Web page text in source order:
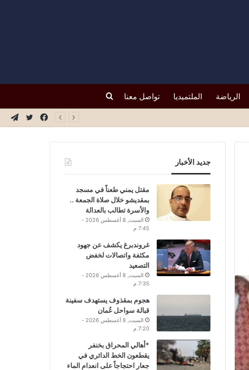
الرياضة الملتميديا تواصل معنا بحث
تويتر
فيسبوك
جديد الأخبار
مقتل يمني طعناً في مسجد
بمقديشو خلال صلاة الجمعة ..
والأسرة تطالب بالعدالة
السبت, 8 أغسطس 2026 -
7:45 م
غروندبرغ يكشف عن جهود
مكثفة واتصالات لخفض
التصعيد
السبت, 8 أغسطس 2026 -
7:35 م
هجوم بمقذوف يستهدف سفينة
قبالة سواحل عُمان
السبت, 8 أغسطس 2026 -
7:20 م
*أهالي المحراق بخنفر
يقطعون الخط الدائري في
جعار احتجاجاً على انعدام الماء